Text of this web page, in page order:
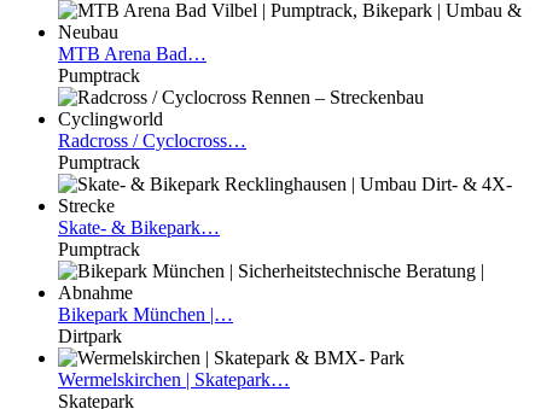
MTB Arena Bad…
Pumptrack
Radcross / Cyclocross…
Pumptrack
Skate- & Bikepark…
Pumptrack
Bikepark München |…
Dirtpark
Wermelskirchen | Skatepark…
Skatepark